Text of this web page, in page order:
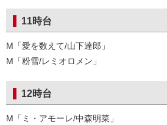
11時台
M「愛を数えて/山下達郎」
M「粉雪/レミオロメン」
12時台
M「ミ・アモーレ/中森明菜」